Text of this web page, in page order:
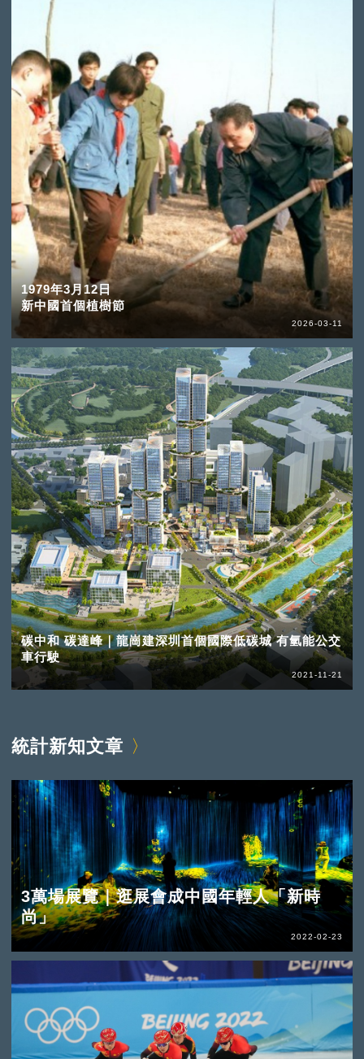
1979年3月12日
新中國首個植樹節
2026-03-11
碳中和 碳達峰｜龍崗建深圳首個國際低碳城 有氫能公交
車行駛
2021-11-21
統計新知文章
3萬場展覽｜逛展會成中國年輕人「新時
尚」
2022-02-23